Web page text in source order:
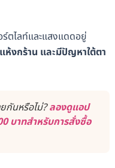
ตไลท์และแสงแดดอยู่
ห้งกร้าน และมีปัญหาใต้ตา
กันหรือไม่?ลองดูแอป
บาทสำหรับการสั่งซื้อ